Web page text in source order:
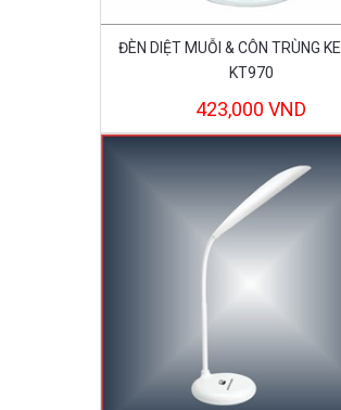
ĐÈN DIỆT MUỖI & CÔN TRÙNG
KT970
423,000 VND